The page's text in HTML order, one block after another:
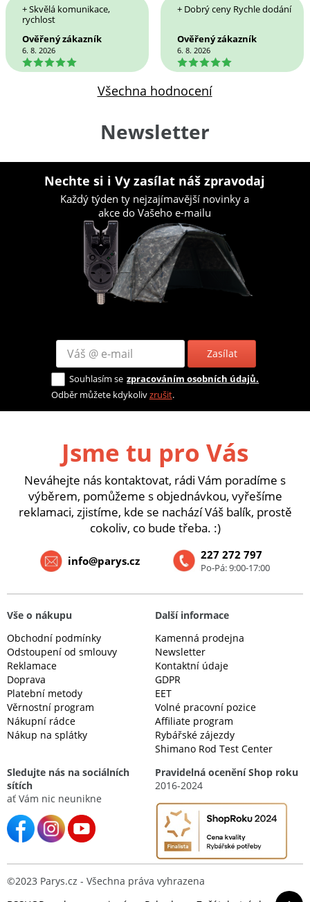
+ Skvělá komunikace,
rychlost
Ověřený zákazník
6. 8. 2026
5
+ Dobrý ceny Rychle dodání
Ověřený zákazník
6. 8. 2026
5
Všechna hodnocení
Newsletter
Nechte si i Vy zasílat náš zpravodaj
Každý týden ty nejzajímavější novinky a
akce do Vašeho e-mailu
Zasílat
Souhlasím se zpracováním osobních údajů.
Odběr můžete kdykolivzrušit.
Jsme tu pro Vás
Neváhejte nás kontaktovat, rádi Vám poradíme s
výběrem, pomůžeme s objednávkou, vyřešíme
reklamaci, zjistíme, kde se nachází Váš balík, prostě
cokoliv, co bude třeba. :)
227 272 797
Po-Pá: 9:00-17:00
info@parys.cz
Vše o nákupu
Obchodní podmínky
Odstoupení od smlouvy
Reklamace
Doprava
Platební metody
Věrnostní program
Nákupní rádce
Nákup na splátky
Další informace
Kamenná prodejna
Newsletter
Kontaktní údaje
GDPR
EET
Volné pracovní pozice
Affiliate program
Rybářské zájezdy
Shimano Rod Test Center
Sledujte nás na sociálních
sítích
ať Vám nic neunikne
Pravidelná ocenění Shop roku
2016-2024
©2023 Parys.cz - Všechna práva vyhrazena